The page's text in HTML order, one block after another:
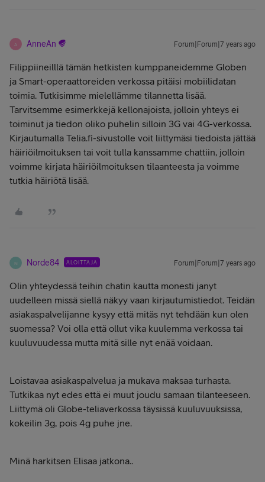
A AnneAn Forum|Forum|7 years ago
Filippiineilllä tämän hetkisten kumppaneidemme Globen
ja Smart-operaattoreiden verkossa pitäisi mobiilidatan
toimia. Tutkisimme mielellämme tilannetta lisää.
Tarvitsemme esimerkkejä kellonajoista, jolloin yhteys ei
toiminut ja tiedon oliko puhelin silloin 3G vai 4G-verkossa.
Kirjautumalla Telia.fi-sivustolle voit liittymäsi tiedoista jättää
häiriöilmoituksen tai voit tulla kanssamme chattiin, jolloin
voimme kirjata häiriöilmoituksen tilaanteesta ja voimme
tutkia häiriötä lisää.
N Norde84 ALOITTAJA Forum|Forum|7 years ago
Olin yhteydessä teihin chatin kautta monesti janyt
uudelleen missä siellä näkyy vaan kirjautumistiedot. Teidän
asiakaspalvelijanne kysyy että mitäs nyt tehdään kun olen
suomessa? Voi olla että ollut vika kuulemma verkossa tai
kuuluvuudessa mutta mitä sille nyt enää voidaan.
Loistavaa asiakaspalvelua ja mukava maksaa turhasta.
Tutkikaa nyt edes että ei muut joudu samaan tilanteeseen.
Liittymä oli Globe-teliaverkossa täysissä kuuluvuuksissa,
kokeilin 3g, pois 4g puhe jne.
Minä harkitsen Elisaa jatkona..